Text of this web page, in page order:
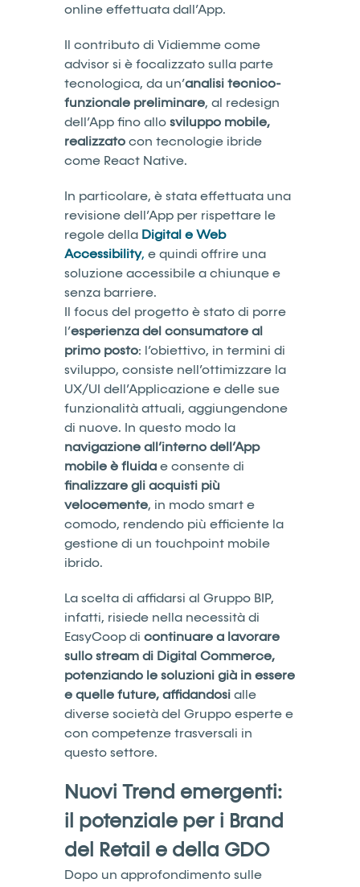
online effettuata dall’App.
Il contributo di Vidiemme come
advisor si è focalizzato sulla parte
tecnologica, da un’analisi tecnico-
funzionale preliminare, al redesign
dell’App fino allo sviluppo mobile,
realizzato con tecnologie ibride
come React Native.
n particolare, è stata effettuata una
revisione dell’App per rispettare le
regole della Digital e Web
Accessibility, e quindi offrire una
soluzione accessibile a chiunque e
senza barriere.
Il focus del progetto è stato di porre
l’esperienza del consumatore al
primo posto: l’obiettivo, in termini di
sviluppo, consiste nell’ottimizzare la
UX/UI dell’Applicazione e delle sue
funzionalità attuali, aggiungendone
di nuove. In questo modo la
navigazione all’interno dell’App
mobile è fluida e consente di
finalizzare gli acquisti più
velocemente, in modo smart e
comodo, rendendo più efficiente la
gestione di un touchpoint mobile
ibrido.
La scelta di affidarsi al Gruppo BIP,
infatti, risiede nella necessità di
EasyCoop di continuare a lavorare
sullo stream di Digital Commerce,
potenziando le soluzioni già in essere
e quelle future, affidandosi alle
diverse società del Gruppo esperte e
con competenze trasversali in
questo settore.
Nuovi Trend emergenti:
il potenziale per i Brand
del Retail e della GDO
Dopo un approfondimento sulle